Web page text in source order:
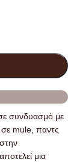
συνδυασμό με
σε mule, παντς
μια